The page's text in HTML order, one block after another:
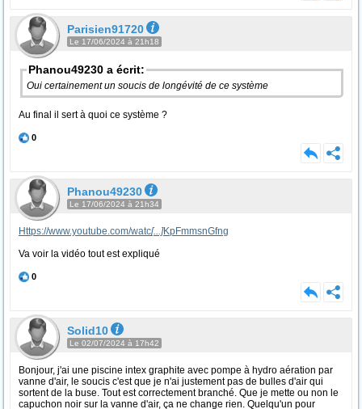
Parisien91720
Le 17/06/2024 à 21h18
Phanou49230 a écrit:
Oui certainement un soucis de longévité de ce système
Au final il sert à quoi ce système ?
0
Phanou49230
Le 17/06/2024 à 21h34
Https://www.youtube.com/watc[...]KpFmmsnGfng
Va voir la vidéo tout est expliqué
0
Solid10
Le 02/07/2024 à 17h42
Bonjour, j'ai une piscine intex graphite avec pompe à hydro aération par
vanne d'air, le soucis c'est que je n'ai justement pas de bulles d'air qui
sortent de la buse. Tout est correctement branché. Que je mette ou non le
capuchon noir sur la vanne d'air, ça ne change rien. Quelqu'un pour